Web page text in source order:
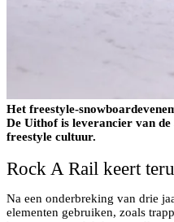
Het freestyle-
De Uithof is leverancier van
freestyle cultuur.
Rock A Rail keert
Na een onderbreking van drie
elementen gebruiken, zoals